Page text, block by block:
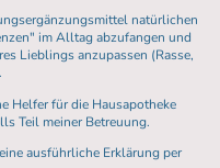
natürlichen
im Alltag abzufangen und
Lieblings anzupassen (Rasse,
Helfer für die Hausapotheke
Teil meiner Betreuung.
ausführliche Erklärung per